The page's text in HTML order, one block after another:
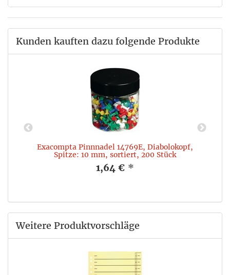
Kunden kauften dazu folgende Produkte
Exacompta Pinnnadel 14769E, Diabolokopf,
Spitze: 10 mm, sortiert, 200 Stück
1,64 € *
Weitere Produktvorschläge